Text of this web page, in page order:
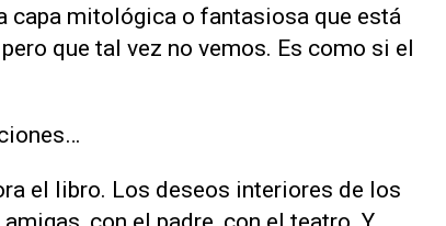
capa mitológica o fantasiosa que está
que tal vez no vemos. Es como si el
el libro. Los deseos interiores de los